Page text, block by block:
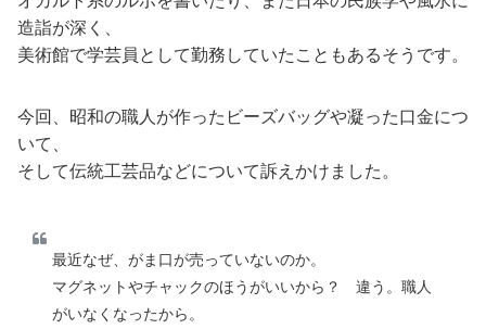
造詣が深く、
美術館で学芸員として勤務していたこともあるそうです。
今回、昭和の職人が作ったビーズバッグや凝った口金につ
いて、
そして伝統工芸品などについて訴えかけました。
最近なぜ、がま口が売っていないのか。
マグネットやチャックのほうがいいから？ 違う。職人
がいなくなったから。